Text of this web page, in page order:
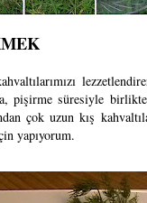
pişirme süresiyle
çok uzun kış
yapıyorum.